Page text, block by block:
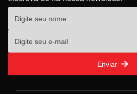
Enviar